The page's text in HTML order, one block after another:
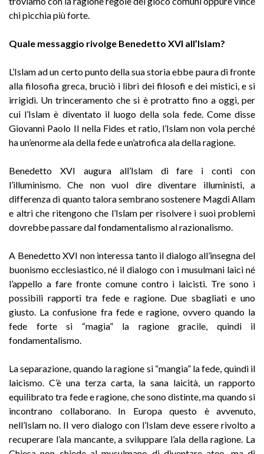
chi picchia più forte.
Quale messaggio rivolge Benedetto XVI all’Islam?
L’Islam ad un certo punto della sua storia ebbe paura di fronte
alla filosofia greca, bruciò i libri dei filosofi e dei mistici, e si
irrigidì. Un trinceramento che si è protratto fino a oggi, per
cui l’Islam è diventato il luogo della sola fede. Come disse
Giovanni Paolo II nella Fides et ratio, l’Islam non vola perché
ha un’enorme ala della fede e un’atrofica ala della ragione.
Benedetto XVI augura all’Islam di fare i conti con
l’illuminismo. Che non vuol dire diventare illuministi, a
differenza di quanto talora sembrano sostenere Magdi Allam
e altri che ritengono che l’Islam per risolvere i suoi problemi
dovrebbe passare dal fondamentalismo al razionalismo.
A Benedetto XVI non interessa tanto il dialogo all’insegna del
buonismo ecclesiastico, né il dialogo con i musulmani laici né
l’appello a fare fronte comune contro i laicisti. Tre sono i
possibili rapporti tra fede e ragione. Due sbagliati e uno
giusto. La confusione fra fede e ragione, ovvero quando la
fede forte si “magia” la ragione gracile, quindi il
fondamentalismo.
La separazione, quando la ragione si “mangia” la fede, quindi il
laicismo. C’è una terza carta, la sana laicità, un rapporto
equilibrato tra fede e ragione, che sono distinte, ma quando si
incontrano collaborano. In Europa questo è avvenuto,
nell’Islam no. Il vero dialogo con l’Islam deve essere rivolto a
recuperare l’ala mancante, a sviluppare l’ala della ragione. La